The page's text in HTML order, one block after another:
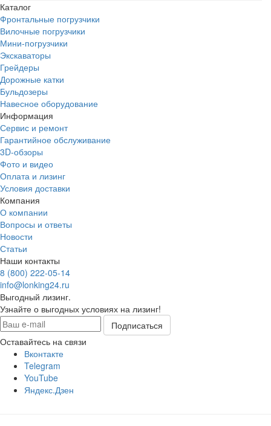
Каталог
Фронтальные погрузчики
Вилочные погрузчики
Мини-погрузчики
Экскаваторы
Грейдеры
Дорожные катки
Бульдозеры
Навесное оборудование
Информация
Сервис и ремонт
Гарантийное обслуживание
3D-обзоры
Фото и видео
Оплата и лизинг
Условия доставки
Компания
О компании
Вопросы и ответы
Новости
Статьи
Наши контакты
8 (800) 222-05-14
info@lonking24.ru
Выгодный лизинг.
Узнайте о выгодных условиях на лизинг!
Оставайтесь на связи
Вконтакте
Telegram
YouTube
Яндекс.Дзен